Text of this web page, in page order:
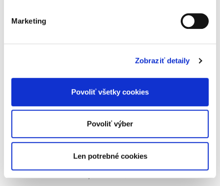
Marketing
Zobraziť detaily
Povoliť všetky cookies
Povoliť výber
Len potrebné cookies
komplexnú interdisciplinárnu vedeckú
informácií, poznatkov a odborných názorov v
Právne aspekty
vybranej
verejnoprávnej a
súkromnoprávnej
regulácie činnosti
finančného
Andrea Slezáková,Peter Pénzeš